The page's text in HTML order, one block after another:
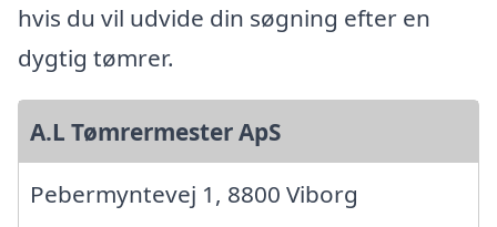
hvis du vil udvide din søgning efter en
dygtig tømrer.
A.L Tømrermester ApS
Pebermyntevej 1, 8800 Viborg